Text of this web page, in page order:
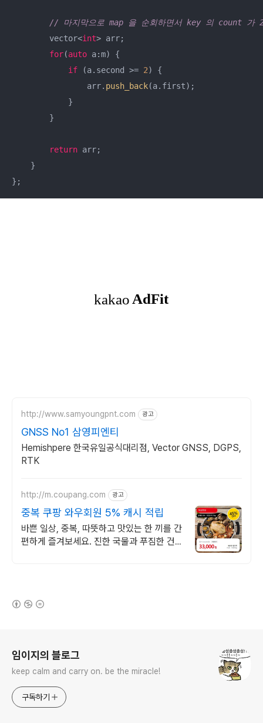
// 마지막으로 map 을 순회하면서 key 의 count
        vector<
int> arr;
for(auto a:m) {
if (a.second >= 2) {
                arr.
push_back(a.first);
            }
        }
return arr;
    }
};
http://www.samyoungpnt.com 광고
GNSS No1 삼영피엔티
Hemishpere 한국유일공식대리점, Vector GNSS, DGPS,
RTK
http://m.coupang.com 광고
중복 쿠팡 와우회원 5% 캐시 적립
바쁜 일상, 중복, 따뜻하고 맛있는 한 끼를 간
편하게 즐겨보세요. 진한 국물과 푸짐한 건더
임이지의 블로그
keep calm and carry on. be the miracle!
구독하기